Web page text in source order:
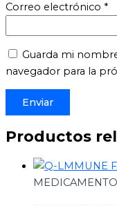
Correo electrónico *
Guarda mi
navegador para la
Productos